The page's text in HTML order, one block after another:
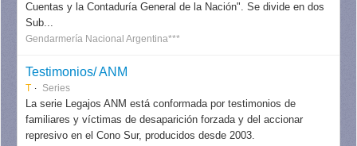
Cuentas y la Contaduría General de la Nación". Se divide en dos
Sub...
Gendarmería Nacional Argentina***
Testimonios/ ANM
T Series
La serie Legajos ANM está conformada por testimonios de
familiares y víctimas de desaparición forzada y del accionar
represivo en el Cono Sur, producidos desde 2003.